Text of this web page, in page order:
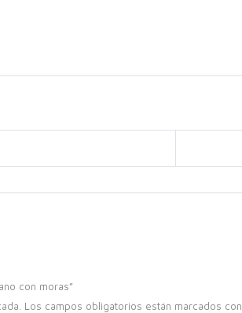
con moras”
Los campos obligatorios están marcados con